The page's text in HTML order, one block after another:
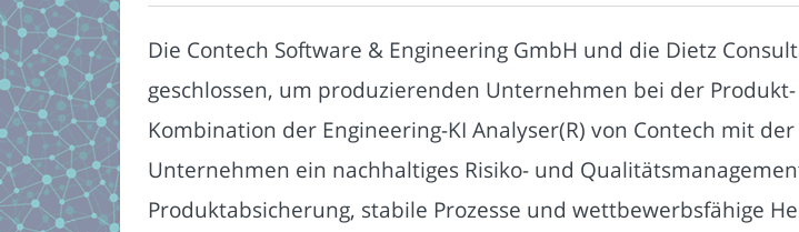
Die Contech Software & Engineering GmbH und die Dietz
geschlossen, um produzierenden Unternehmen bei der
Kombination der Engineering-KI Analyser(R) von Contech mit
Unternehmen ein nachhaltiges Risiko- und
Produktabsicherung, stabile Prozesse und wettbewerbsfähige